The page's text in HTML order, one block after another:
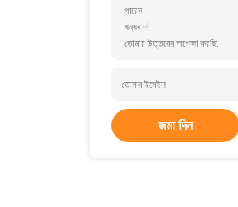
পারেন
ধন্যবাদ!
তোমার উত্তরের অপেক্ষা করছি.
জমা দিন